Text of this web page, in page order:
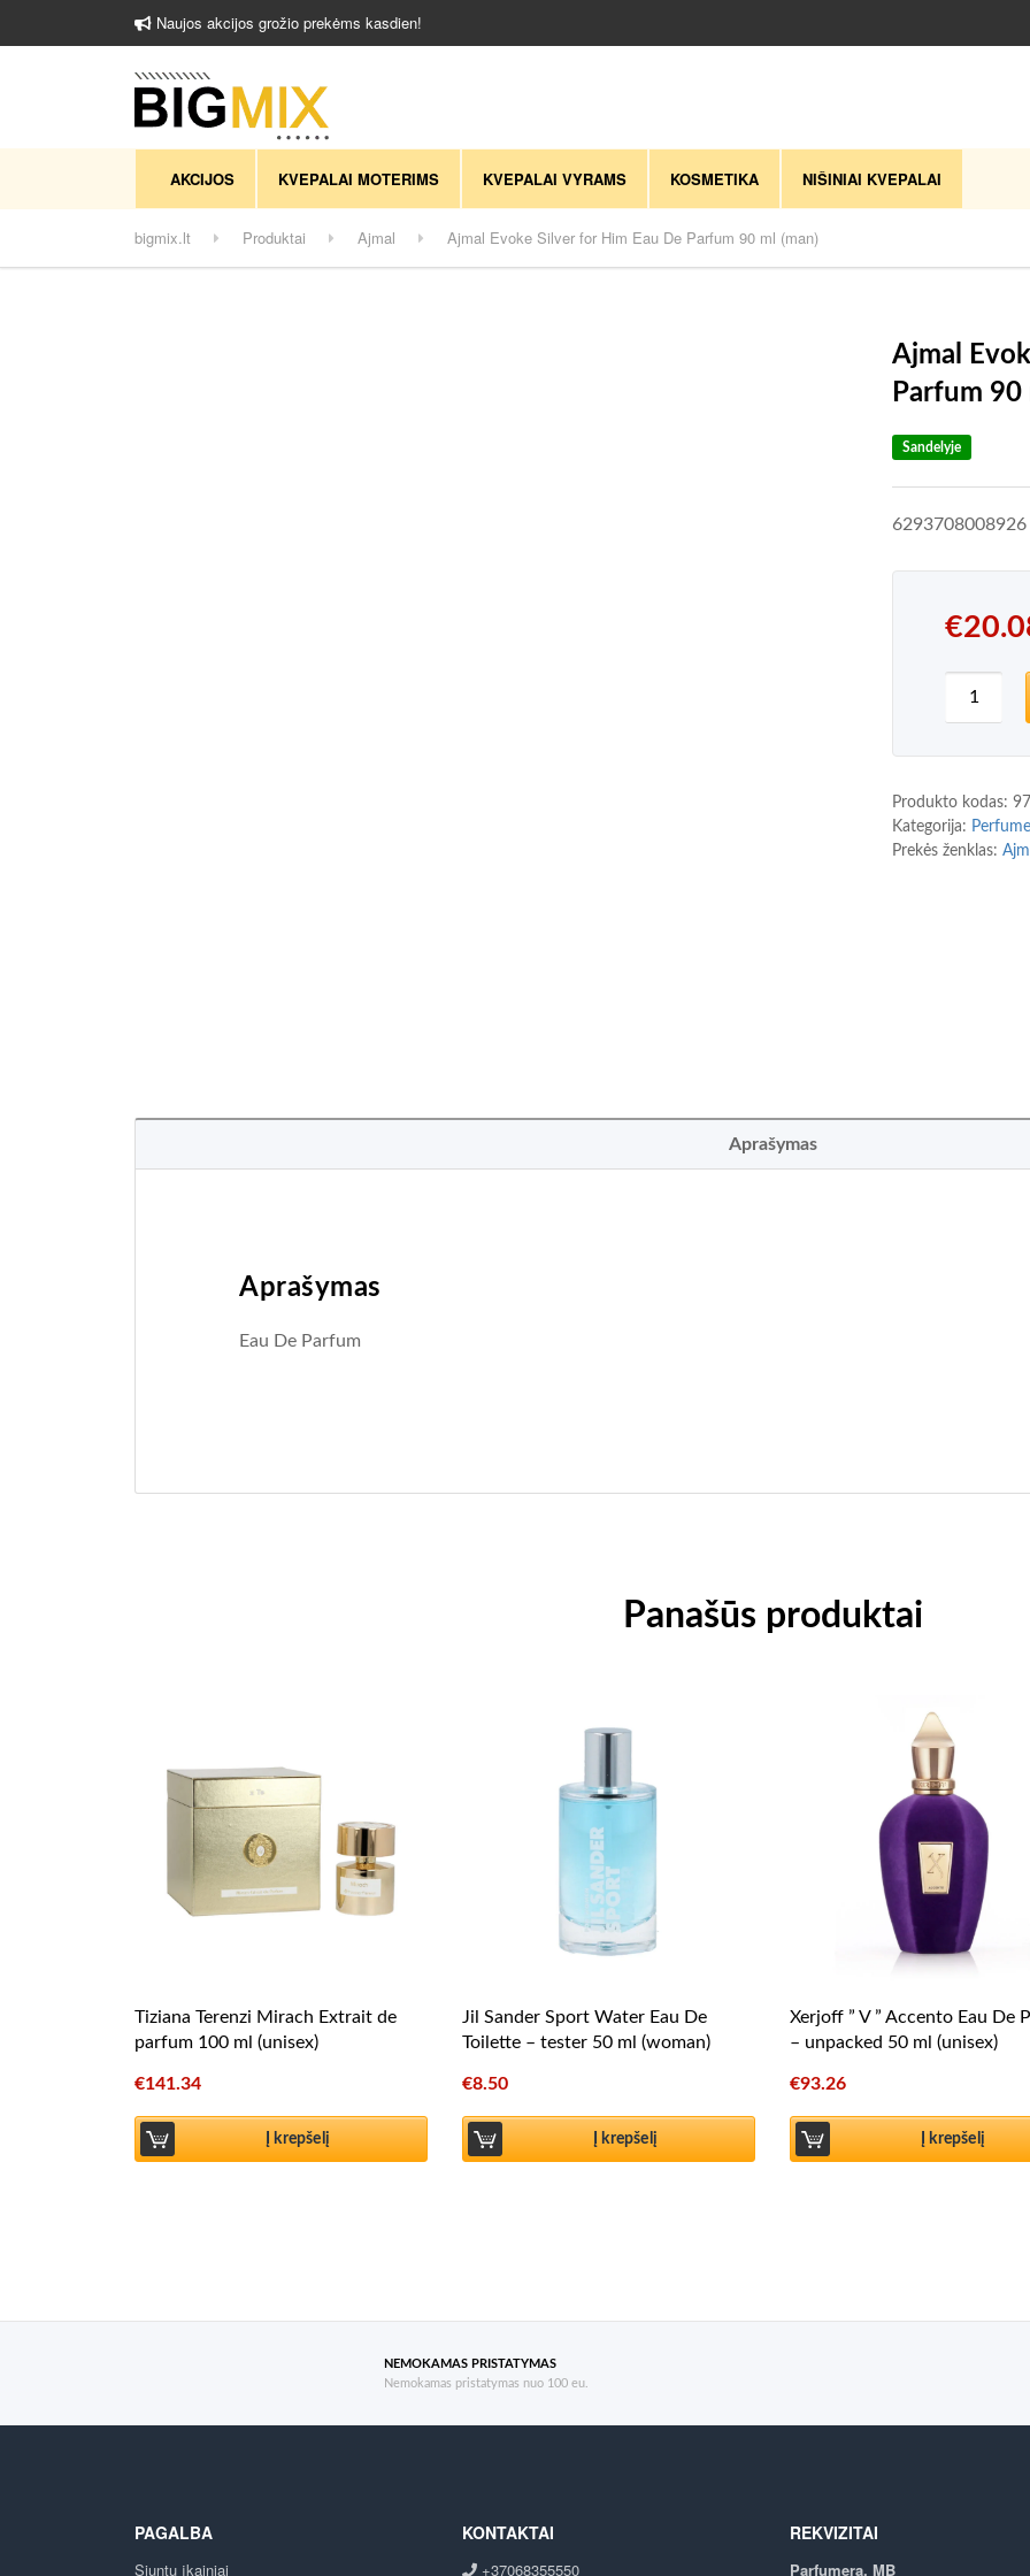
Naujos akcijos grožio prekėms kasdien!
AKCIJOS KVEPALAI MOTERIMS KVEPALAI VYRAMS KOSMETIKA NIŠINIAI KVEPALAI
bigmix.lt Produktai Ajmal Ajmal Evoke Silver for Him Eau De Parfum 90 ml (man)
Ajmal
Parfum 90
Sandelyje
6293708008926
€
Produkto kodas:
Kategorija:
Prekės ženklas:
Aprašymas
Aprašymas
Eau De Parfum
Panašūs produktai
Tiziana Terenzi Mirach Extrait de
parfum 100 ml (unisex)
€141.34
Į krepšelį
Jil Sander Sport Water Eau De
Toilette – tester 50 ml (woman)
€8.50
Į krepšelį
Xerjoff ” V ” Accento Eau De
– unpacked 50 ml (unisex)
€93.26
Į krepšelį
NEMOKAMAS PRISTATYMAS
Nemokamas pristatymas nuo 100 eu.
PAGALBA
Siuntų įkainiai
KONTAKTAI
+37068355550
REKVIZITAI
Parfumera, MB